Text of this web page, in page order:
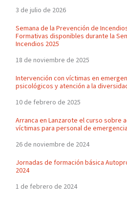
3 de julio de 2026
Semana de la Prevención de
Formativas disponibles durante la
Incendios 2025
18 de noviembre de 2025
Intervención con víctimas en
psicológicos y atención a la
10 de febrero de 2025
Arranca en Lanzarote el curso sobre
víctimas para personal de
26 de noviembre de 2024
Jornadas de formación básica
2024
1 de febrero de 2024